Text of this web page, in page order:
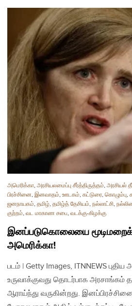
அமெரிக்கா, அரசியலமைப்பு சீர்த்திருத்தம், அரசியல்
பிரச்சினை, இனவாதம், ஊடகம், கட்டுரை, கொழும்பு,
ஜனநாயகம், தமிழ், தமிழ்த் தேசியம், நல்லாட்சி,
குற்றம், வட மாகாண சபை, வடக்கு-கிழக்கு
இனப்படுகொலையை
அமெரிக்கா!
படம் | Getty Images, ITNNEWS
உருவாக்குவது தொடர்பாக அரசாங்கம்
ஆராய்ந்து வருகின்றது.